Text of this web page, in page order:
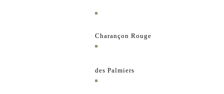
Charançon Rouge
des Palmiers